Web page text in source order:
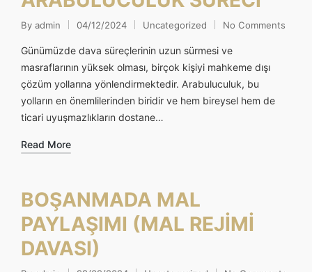
Posted
by
By admin 04/12/2024
Posted
in
Uncategorized No Comments
Günümüzde dava süreçlerinin uzun sürmesi ve
masraflarının yüksek olması, birçok kişiyi mahkeme dışı
çözüm yollarına yönlendirmektedir. Arabuluculuk, bu
yolların en önemlilerinden biridir ve hem bireysel hem de
ticari uyuşmazlıkların dostane…
Read More
BOŞANMADA MAL
PAYLAŞIMI (MAL REJİMİ
DAVASI)